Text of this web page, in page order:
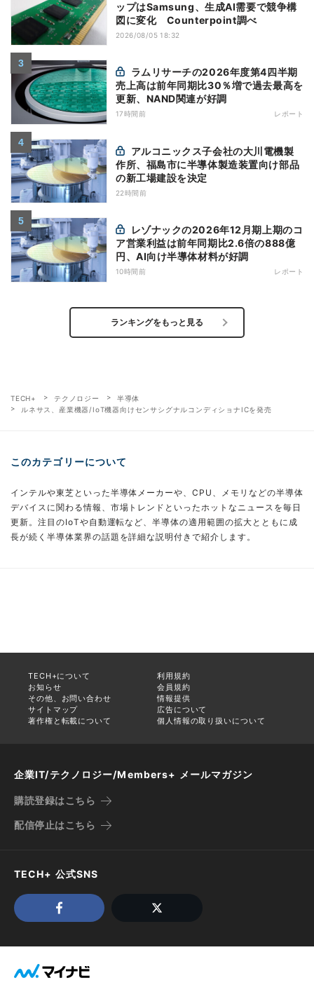
ップはSamsung、生成AI需要で競争構
図に変化 Counterpoint調べ
2026/08/05 18:32
売上高は前年同期比30％増で過去最高を
更新、NAND関連が好調
17時間前 レポート
作所、福島市に半導体製造装置向け部品
の新工場建設を決定
22時間前
ア営業利益は前年同期比2.6倍の888億
円、AI向け半導体材料が好調
10時間前 レポート
ランキングをもっと見る
TECH+ テクノロジー
半導体
ルネサス、産業機器/IoT機器向けセンサシグナルコンディショナICを発売
このカテゴリーについて
インテルや東芝といった半導体メーカーや、CPU、メモリなどの半導体
デバイスに関わる情報、市場トレンドといったホットなニュースを毎日
更新。注目のIoTや自動運転など、半導体の適用範囲の拡大とともに成
長が続く半導体業界の話題を詳細な説明付きで紹介します。
TECH+について
利用規約
お知らせ
会員規約
その他、お問い合わせ
情報提供
サイトマップ
広告について
著作権と転載について
個人情報の取り扱いについて
企業IT/テクノロジー/Members+ メールマガジン
購読登録はこちら
配信停止はこちら
TECH+ 公式SNS